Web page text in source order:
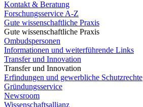
Kontakt & Beratung
Forschungsservice A-Z
Gute wissenschaftliche Praxis
Gute wissenschaftliche Praxis
Ombudspersonen
Informationen und weiterführende Links
Transfer und Innovation
Transfer und Innovation
Erfindungen und gewerbliche Schutzrechte
Gründungsservice
Newsroom
Wissenschaftsallianz